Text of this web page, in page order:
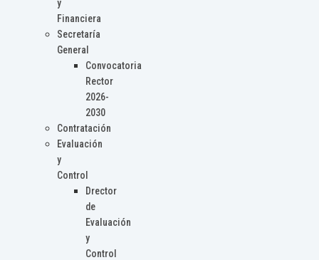
y
Financiera
Secretaría
General
Convocatoria
Rector
2026-
2030
Contratación
Evaluación
y
Control
Drector
de
Evaluación
y
Control